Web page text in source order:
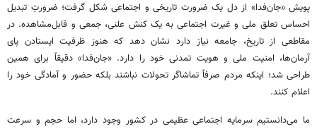
پویش «جان‌فدا» از دل یک ضرورت تاریخی و اجتماعی شکل گرفت؛ ضرورتِ تبدیل
احساس تعلق ملی و غیرت اجتماعی به یک کنش علنی، جمعی و قابل‌مشاهده. در
مقاطعی از تاریخ، جامعه نیاز دارد نشان دهد که هنوز ظرفیت ایستادن پای
آرمان‌ها، امنیت ملی و هویت تمدنی خود را دارد. «جان‌فدا» دقیقاً برای همین
طراحی شد؛ اینکه مردم صرفاً تماشاگر تحولات نباشند بلکه حضور و آمادگی خود را
اعلام کنند.
ما می‌دانستیم سرمایه اجتماعی عظیمی در کشور وجود دارد، اما حجم و سرعت